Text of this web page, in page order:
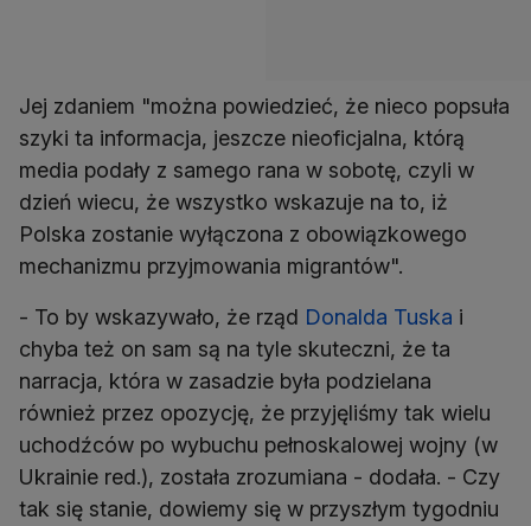
Jej zdaniem "można powiedzieć, że nieco popsuła
szyki ta informacja, jeszcze nieoficjalna, którą
media podały z samego rana w sobotę, czyli w
dzień wiecu, że wszystko wskazuje na to, iż
Polska zostanie wyłączona z obowiązkowego
mechanizmu przyjmowania migrantów".
- To by wskazywało, że rząd Donalda Tuska i
chyba też on sam są na tyle skuteczni, że ta
narracja, która w zasadzie była podzielana
również przez opozycję, że przyjęliśmy tak wielu
uchodźców po wybuchu pełnoskalowej wojny (w
Ukrainie red.), została zrozumiana - dodała. - Czy
tak się stanie, dowiemy się w przyszłym tygodniu